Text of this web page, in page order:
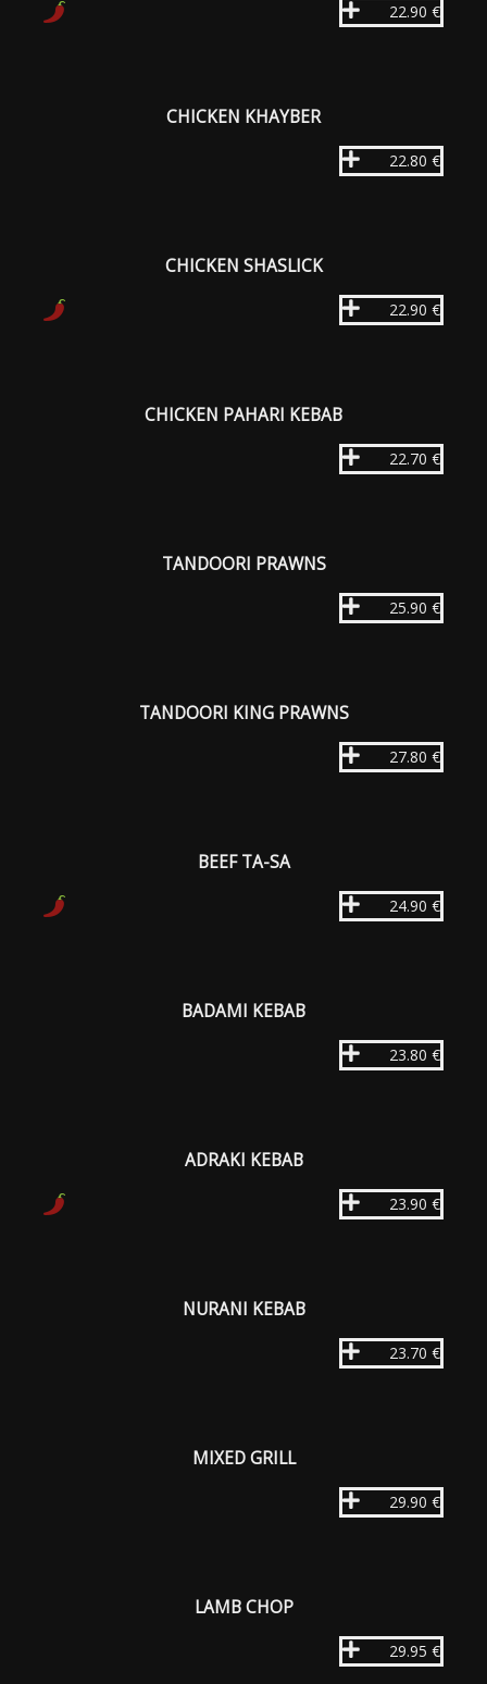
22.90 €
CHICKEN KHAYBER
22.80 €
CHICKEN SHASLICK
22.90 €
CHICKEN PAHARI KEBAB
22.70 €
TANDOORI PRAWNS
25.90 €
TANDOORI KING PRAWNS
27.80 €
BEEF TA-SA
24.90 €
BADAMI KEBAB
23.80 €
ADRAKI KEBAB
23.90 €
NURANI KEBAB
23.70 €
MIXED GRILL
29.90 €
LAMB CHOP
29.95 €